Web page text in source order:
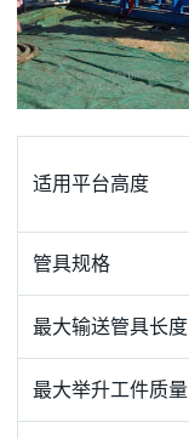
适用平台高度
管具规格
最大输送管具长度
最大举升工件质量